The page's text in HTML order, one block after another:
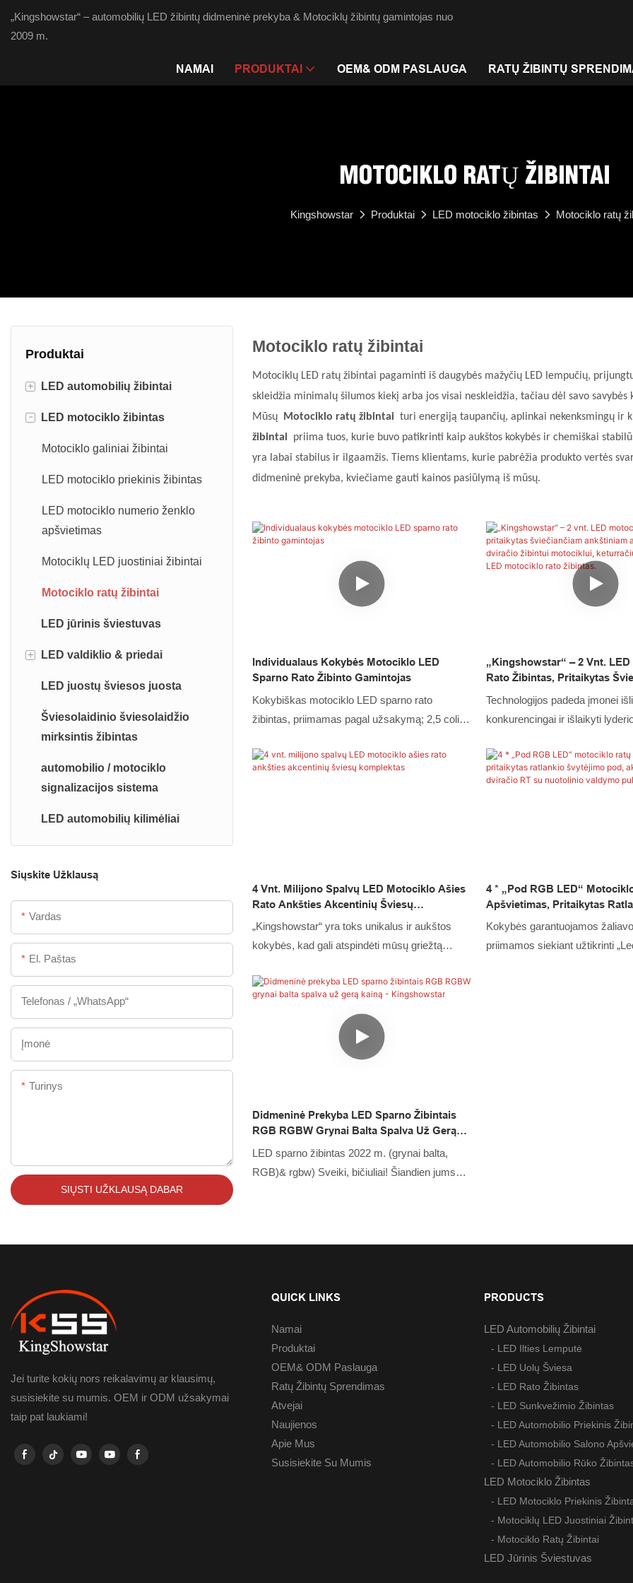
„Kingshowstar“ – automobilių LED žibintų didmeninė prekyba & Motociklų žibintų gamintojas nuo
2009 m.
NAMAI PRODUKTAI OEM& ODM PASLAUGA RATŲ ŽIBINTŲ
MOTOCIKLO RATŲ ŽIBINTAI
Kingshowstar Produktai LED motociklo žibintas Motociklo ratų
Produktai
+ LED automobilių žibintai
LED ilties lemputė
LED uolų šviesa
LED rato žibintas
LED plakimo šviesa
žibintas
LED automobilio salono
LED automobilio rūko žibintas
- LED motociklo žibintas
Motociklo galiniai žibintai
LED motociklo priekinis žibintas
LED motociklo numerio ženklo
apšvietimas
Motociklų LED juostiniai žibintai
Motociklo ratų žibintai
LED jūrinis šviestuvas
+ LED valdiklio & priedai
LED valdiklis
Prailginimo laido skirstytuvas
LED juostų šviesos juosta
Šviesolaidinio šviesolaidžio
mirksintis žibintas
automobilio / motociklo
signalizacijos sistema
LED automobilių kilimėliai
Siųskite Užklausą
Vardas
El. Paštas
Telefonas / „WhatsApp“
Įmonė
Turinys
SIŲSTI UŽKLAUSĄ DABAR
Motociklo ratų žibintai
Motociklų LED ratų žibintai pagaminti iš daugybės mažyčių LED lempučių,
skleidžia minimalų šilumos kiekį arba jos visai neskleidžia, tačiau dėl savo
Mūsų Motociklo ratų žibintai turi energiją taupančių, aplinkai nekenksmingų ir
žibintai priima tuos, kurie buvo patikrinti kaip aukštos kokybės ir chemiškai
yra labai stabilus ir ilgaamžis. Tiems klientams, kurie pabrėžia produkto vertės
didmeninė prekyba, kviečiame gauti kainos pasiūlymą iš mūsų.
Individualaus Kokybės Motociklo LED
Sparno Rato Žibinto Gamintojas
Kokybiškas motociklo LED sparno rato
žibintas, priimamas pagal užsakymą; 2,5 colio
yra LED motociklų žibintų gamintojas iš Kinijos,
veikiantis daugiau nei 13 metų.
„Kingshowstar“ – 2 Vnt.
Rato Žibintas, Pritaikytas
Motociklui, Keturračiui,
Motociklo Rato Žibintas.
Technologijos padeda įmonei
konkurencingai ir išlaikyti
pagamintume 2 vnt. LED
žibintus, skirtus motociklams,
4 Vnt. Milijono Spalvų LED Motociklo Ašies
Rato Ankšties Akcentinių Šviesų
Komplektas
„Kingshowstar“ yra toks unikalus ir aukštos
kokybės, kad gali atspindėti mūsų griežtą
laikymąsi. 4 vnt. milijono spalvų LED motociklo
ašies rato ankšties akcentinių šviesų rinkinys
turi savybių, kurių neturi įprasti panašūs
gaminiai. Turėdamas šiuos pranašumus, jis
tikrai išsiskirs rinkoje.
4 * „Pod RGB LED“
Apšvietimas, Pritaikytas
Švytėjimo Pod, Akcentinis
Dviračio RT Su Nuotolinio
Kokybės garantuojamos
priimamos siekiant užtikrinti
Didmeninė Prekyba LED Sparno Žibintais
RGB RGBW Grynai Balta Spalva Už Gerą
LED sparno žibintas 2022 m. (grynai balta,
RGB)& rgbw) Sveiki, bičiuliai! Šiandien jums
„Patinka“ ir užsiprenumeruoti šį vaizdo įrašą!
kiekvieną gaminį po vieną. Turi būti atlikti
tinkami testai. Užtikriname gerą dizainą ir
aukščiausią kokybę. Mūsų siekiai: 1) Aukšta
kokybė; 2) Greitas pristatymas; 3) Mažiausia
kaina; 4) Didelė apyvarta; 5) Didelis
efektyvumas; SEKITE MANE: Apsilankykite
mano svetainėje:
https://www.kingshowlight.com Twitter:
https://twitter.com/shazigl Facebook:
Jei turite kokių nors reikalavimų ar klausimų,
susisiekite su mumis. OEM ir ODM užsakymai
taip pat laukiami!
QUICK LINKS
Namai
Produktai
OEM& ODM Paslauga
Ratų Žibintų Sprendimas
Atvejai
Naujienos
Apie Mus
Susisiekite Su Mumis
PRODUCTS
LED Automobilių Žibintai
- LED Ilties Lemputė
- LED Uolų Šviesa
- LED Rato Žibintas
- LED Sunkvežimio Žibintas
- LED Automobilio Priekinis
- LED Automobilio Salono
- LED Automobilio Rūko
LED Motociklo Žibintas
- LED Motociklo Priekinis
- Motociklų LED Juostiniai
- Motociklo Ratų Žibintai
LED Jūrinis Šviestuvas